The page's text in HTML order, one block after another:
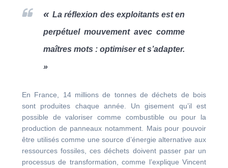
«La réflexion des exploitants est en
perpétuel mouvement avec comme
maîtres mots : optimiser et s’adapter.
»
En France, 14 millions de tonnes de déchets de bois
sont produites chaque année. Un gisement qu’il est
possible de valoriser comme combustible ou pour la
production de panneaux notamment. Mais pour pouvoir
être utilisés comme une source d’énergie alternative aux
ressources fossiles, ces déchets doivent passer par un
processus de transformation, comme l’explique Vincent